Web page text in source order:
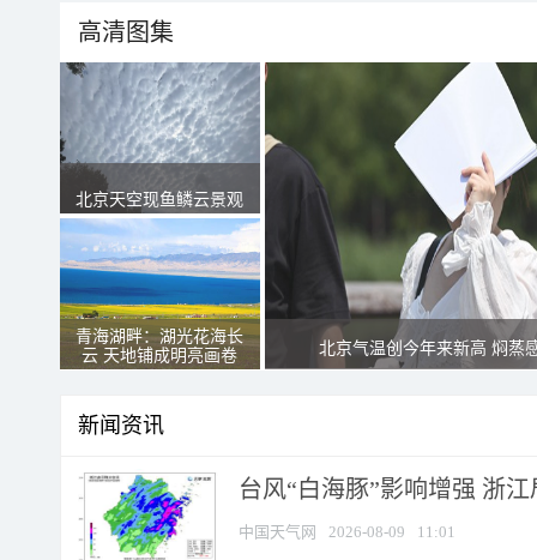
高清图集
北京天空现鱼鳞云景观
青海湖畔：湖光花海长
云 天地铺成明亮画卷
北京气温创今年来新高 焖蒸
新闻资讯
台风“白海豚”影响增强 浙
中国天气网 2026-08-09 11:01